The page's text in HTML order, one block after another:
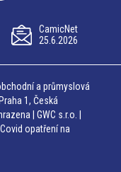
CamicNet
25.6.2026
a průmyslová
1, Česká
| GWC s.r.o. |
| Covid opatření na